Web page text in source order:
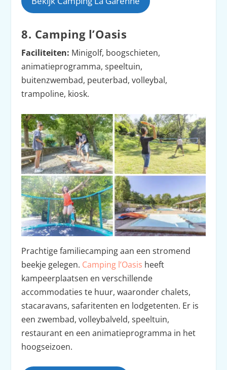
8. Camping l’Oasis
Faciliteiten: Minigolf, boogschieten,
animatieprogramma, speeltuin,
buitenzwembad, peuterbad, volleybal,
trampoline, kiosk.
Prachtige familiecamping aan een stromend
beekje gelegen. Camping l’Oasis heeft
kampeerplaatsen en verschillende
accommodaties te huur, waaronder chalets,
stacaravans, safaritenten en lodgetenten. Er is
een zwembad, volleybalveld, speeltuin,
restaurant en een animatieprogramma in het
hoogseizoen.